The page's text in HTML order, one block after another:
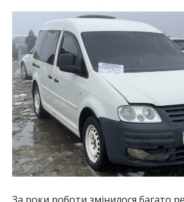
За роки роботи змінилося багато